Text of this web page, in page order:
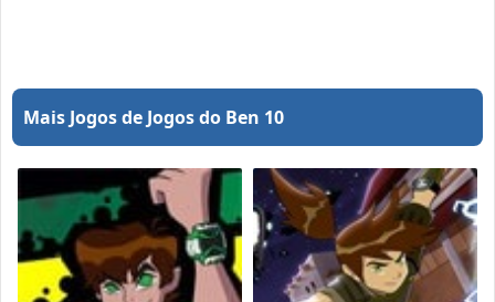
Mais Jogos de Jogos do Ben 10